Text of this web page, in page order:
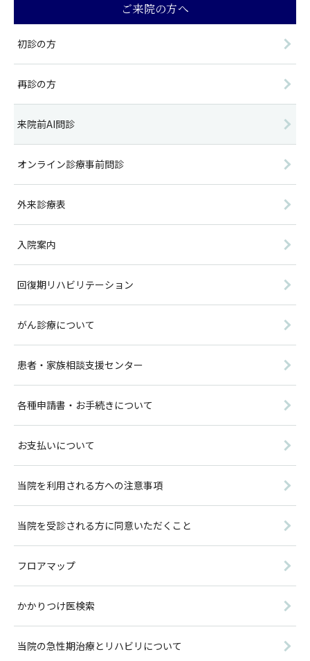
ご来院の方へ
初診の方
再診の方
来院前AI問診
オンライン診療事前問診
外来診療表
入院案内
回復期リハビリテーション
がん診療について
患者・家族相談支援センター
各種申請書・お手続きについて
お支払いについて
当院を利用される方への注意事項
当院を受診される方に同意いただくこと
フロアマップ
かかりつけ医検索
当院の急性期治療とリハビリについて